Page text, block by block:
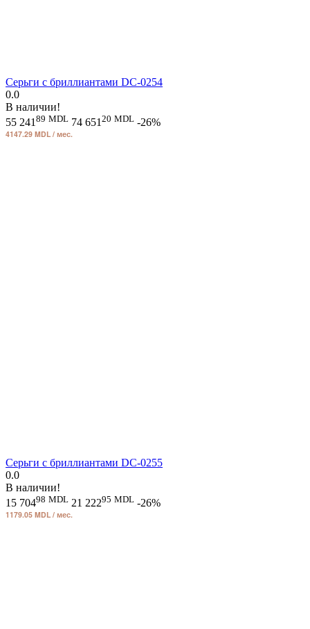
Серьги с бриллиантами DC-0254
0.0
В наличии!
55 241 89 MDL 74 651 20 MDL -26%
4147.29 MDL / мес.
Серьги с бриллиантами DC-0255
0.0
В наличии!
15 70498 MDL 21 22295 MDL -26%
1179.05 MDL / мес.